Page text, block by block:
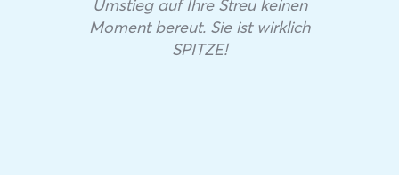
Moment bereut. Sie ist wirklich
SPITZE!